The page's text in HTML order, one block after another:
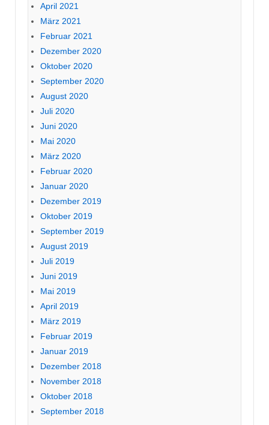
April 2021
März 2021
Februar 2021
Dezember 2020
Oktober 2020
September 2020
August 2020
Juli 2020
Juni 2020
Mai 2020
März 2020
Februar 2020
Januar 2020
Dezember 2019
Oktober 2019
September 2019
August 2019
Juli 2019
Juni 2019
Mai 2019
April 2019
März 2019
Februar 2019
Januar 2019
Dezember 2018
November 2018
Oktober 2018
September 2018